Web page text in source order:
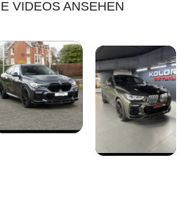
VIDEOS ANSEHEN